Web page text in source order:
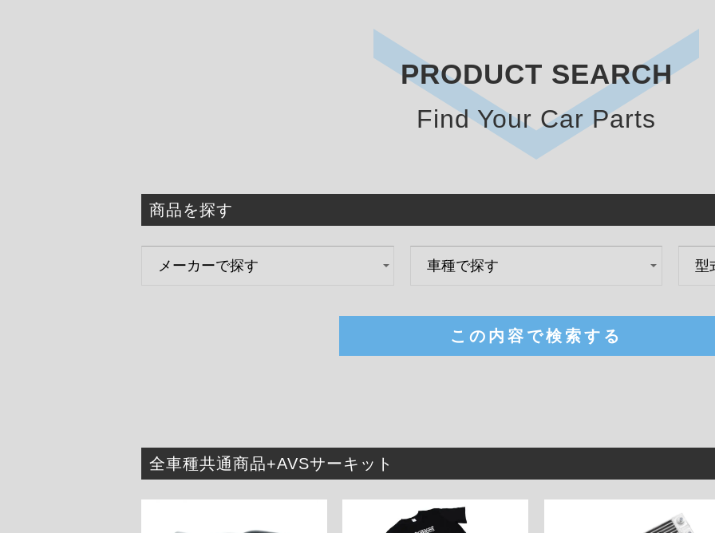
PRODUCT SEARCH
Find Your Car Parts
商品を探す
この内容で検索する
全車種共通商品+AVSサーキット